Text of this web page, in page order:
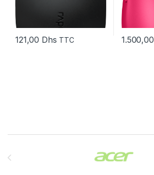
121,00 Dhs TTC 1.500,00